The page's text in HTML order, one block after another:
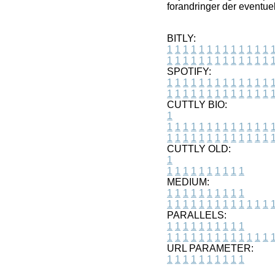
forandringer der
BITLY:
1 1 1 1 1 1 1 1 1 1 1 1 1 1
1 1 1 1 1 1 1 1 1 1 1 1 1 1
SPOTIFY:
1 1 1 1 1 1 1 1 1 1 1 1 1 1
1 1 1 1 1 1 1 1 1 1 1 1 1 1
CUTTLY BIO:
1
1 1 1 1 1 1 1 1 1 1 1 1 1 1
1 1 1 1 1 1 1 1 1 1 1 1 1 1
CUTTLY OLD:
1
1 1 1 1 1 1 1 1 1 1
MEDIUM:
1 1 1 1 1 1 1 1 1 1
1 1 1 1 1 1 1 1 1 1 1 1 1 1
PARALLELS:
1 1 1 1 1 1 1 1 1 1
1 1 1 1 1 1 1 1 1 1 1 1 1 1
URL PARAMETER:
1 1 1 1 1 1 1 1 1 1